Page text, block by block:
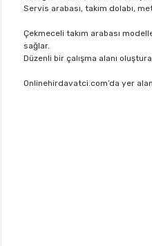
Servis arabası, takım dolabı,
Çekmeceli takım arabası
sağlar.
Düzenli bir çalışma alanı
Onlinehirdavatci.com’da yer